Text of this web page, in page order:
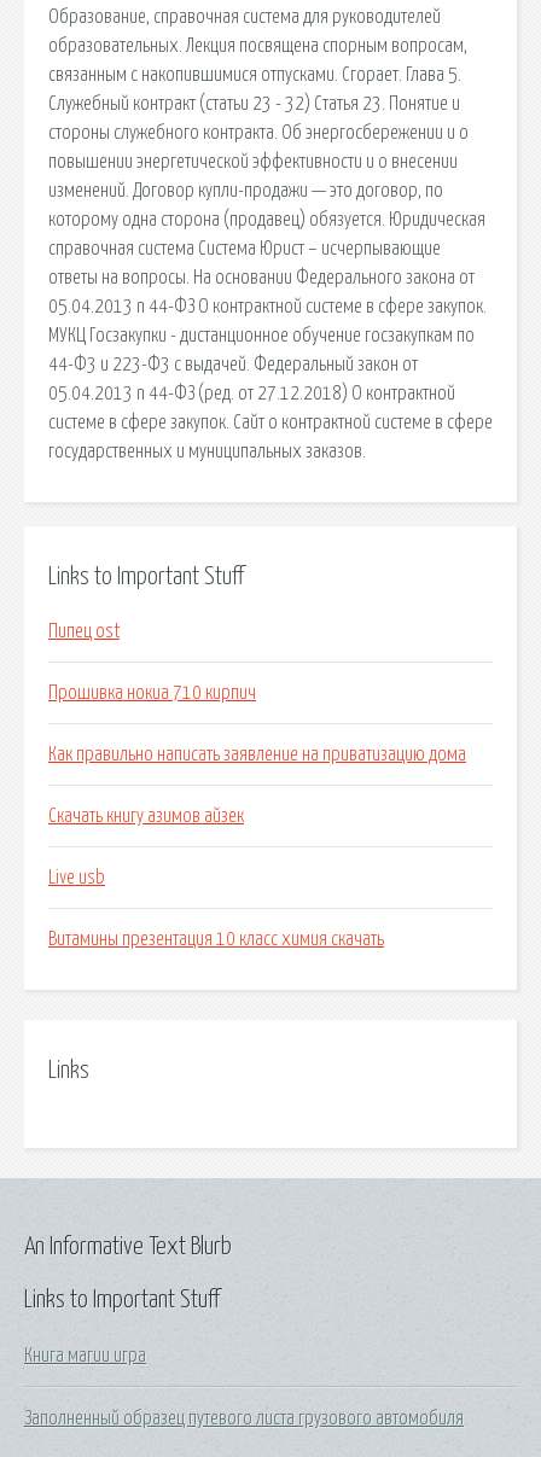
Образование, справочная система для руководителей
образовательных. Лекция посвящена спорным вопросам,
связанным с накопившимися отпусками. Сгорает. Глава 5.
Служебный контракт (статьи 23 - 32) Статья 23. Понятие и
стороны служебного контракта. Об энергосбережении и о
повышении энергетической эффективности и о внесении
изменений. Договор купли-продажи — это договор, по
которому одна сторона (продавец) обязуется. Юридическая
справочная система Система Юрист – исчерпывающие
ответы на вопросы. На основании Федерального закона от
05.04.2013 n 44-ФЗ О контрактной системе в сфере закупок.
МУКЦ Госзакупки - дистанционное обучение госзакупкам по
44-Ф3 и 223-Ф3 с выдачей. Федеральный закон от
05.04.2013 n 44-ФЗ (ред. от 27.12.2018) О контрактной
системе в сфере закупок. Сайт о контрактной системе в сфере
государственных и муниципальных заказов.
Links to Important Stuff
Пипец ost
Прошивка нокиа 710 кирпич
Как правильно написать заявление на приватизацию дома
Скачать книгу азимов айзек
Live usb
Витамины презентация 10 класс химия скачать
Links
Links to Important Stuff
Книга магии игра
Заполненный образец путевого листа грузового автомобиля
An Informative Text Blurb